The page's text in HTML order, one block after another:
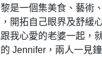
是一個集美食、藝術
開拓自己眼界及舒緩
我心愛的老婆一起，
Jennifer，兩人一見